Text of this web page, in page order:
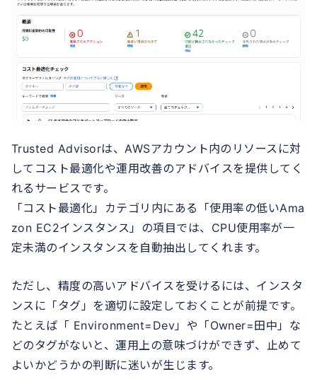
Trusted Advisorは、AWSアカウント内のリソースに対
してコスト最適化や運用改善のアドバイスを提供してく
れるサービスです。
「コスト最適化」カテゴリ内にある「使用率の低いAma
zon EC2インスタンス」の項目では、CPU使用率が一
定未満のインスタンスを自動抽出してくれます。
ただし、精度の高いアドバイスを受けるには、インスタ
ンスに「タグ」を適切に設定しておくことが前提です。
たとえば「 Environment=Dev」や「Owner=田中」な
どのタグがないと、運用上の意味づけができず、止めて
よいかどうかの判断に迷いが生じます。